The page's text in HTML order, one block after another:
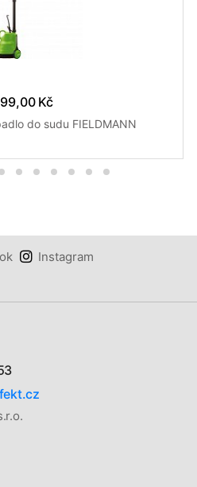
Kč
do sudu FIELDMANN
Instagram